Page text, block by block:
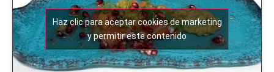
Haz clic para aceptar cookies de marketing
y permitir este contenido